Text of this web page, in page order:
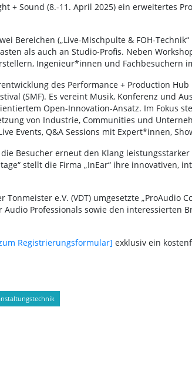
+ Sound (8.-11. April 2025) ein erweitertes
Bereichen („Live-Mischpulte & FOH-
als auch an Studio-Profis. Neben
Ingenieur*innen und Fachbesuchern
des Performance + Production
(SMF). Es vereint Musik, Konferenz und
Open-Innovation-Ansatz. Im Fokus
von Industrie, Communities und
Events, Q&A Sessions mit Expert*innen,
Besucher erneut den Klang
stellt die Firma „InEar“ ihre innovativen,
e.V. (VDT) umgesetzte „ProAudio
Professionals sowie den interessierten
Registrierungsformular] exklusiv ein